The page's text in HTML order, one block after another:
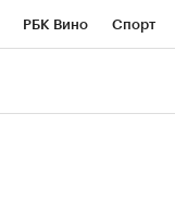
РБК Вино Спорт